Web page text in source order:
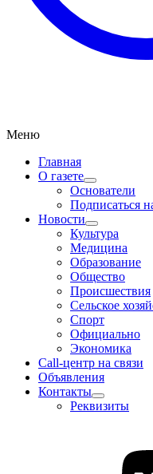
Меню
Главная
О газете
Основатели
Подписаться
Новости
Культура
Медицина
Образование
Общество
Происшествия
Сельское
Спорт
Официально
Экономика
Call-центр на связи
Объявления
Контакты
Реквизиты